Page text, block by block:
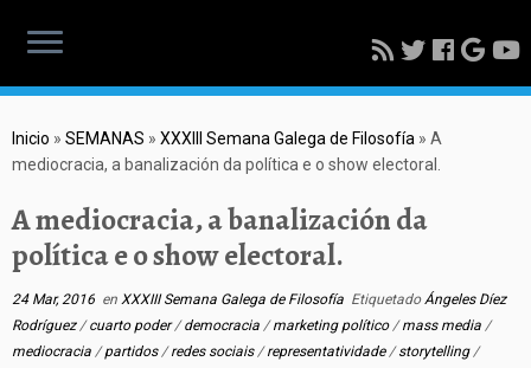
Inicio » SEMANAS » XXXIII Semana Galega de Filosofía » A
mediocracia, a banalización da política e o show electoral.
A mediocracia, a banalización da
política e o show electoral.
24 Mar, 2016 en XXXIII Semana Galega de Filosofía EtiquetadoÁngeles Díez
Rodríguez/cuarto poder/democracia /marketing político/mass media /
mediocracia /partidos/redes sociais/representatividade/storytelling/